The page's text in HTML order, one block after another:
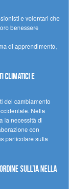
e volontari che
benessere
di apprendimento,
climatici e
del cambiamento
Nella
la necessità di
con
particolare sulla
sull’IA nella